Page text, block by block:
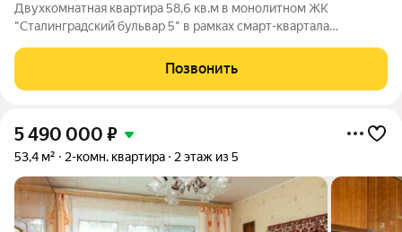
Двухкомнатная квартира 58,6 кв.м в монолитном ЖК
"Сталинградский бульвар 5" в рамках смарт-квартала
выходом на лоджию, просторные раздельные жилые комнаты
15 / 16 кв.м, совмещенный санузел,
Позвонить
5 490 000 ₽
53,4 м² 2-комн. квартира 2 этаж из 5